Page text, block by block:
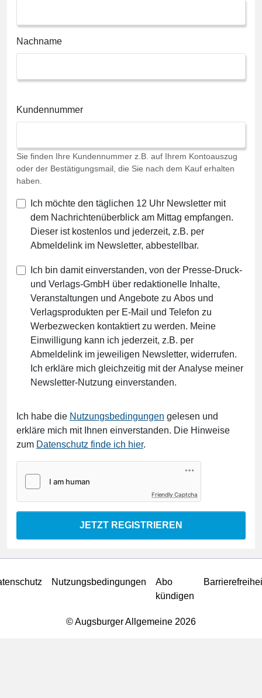
Nachname
Kundennummer
Sie finden Ihre Kundennummer z.B. auf Ihrem Kontoauszug
oder der Bestätigungsmail, die Sie nach dem Kauf erhalten
haben.
Ich möchte den täglichen 12 Uhr Newsletter mit
dem Nachrichtenüberblick am Mittag empfangen.
Dieser ist kostenlos und jederzeit, z.B. per
Abmeldelink im Newsletter, abbestellbar.
Ich bin damit einverstanden, von der Presse-Druck-
und Verlags-GmbH über redaktionelle Inhalte,
Veranstaltungen und Angebote zu Abos und
Verlagsprodukten per E-Mail und Telefon zu
Werbezwecken kontaktiert zu werden. Meine
Einwilligung kann ich jederzeit, z.B. per
Abmeldelink im jeweiligen Newsletter, widerrufen.
Ich erkläre mich gleichzeitig mit der Analyse meiner
Newsletter-Nutzung einverstanden.
Ich habe die Nutzungsbedingungen gelesen und
erkläre mich mit Ihnen einverstanden. Die Hinweise
zum Datenschutz finde ich hier.
Friendly Captcha
JETZT REGISTRIEREN
Nutzungsbedingungen
Abo
kündigen
© Augsburger Allgemeine 2026